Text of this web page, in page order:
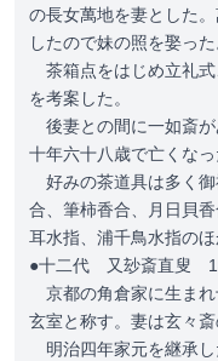
の長女萬地を妻とした
したので妹の照を娶った
茶箱点をはじめ立礼式
を考案した。
後妻との間に一如斎が
十年六十八歳で亡くなっ
好みの茶道具は多く御
合、筆柿香合、月日貝
耳水指、浦千鳥水指の
●十二代 又玅斎直叟
京都の角倉家に生まれ
玄室と称す。妻は玄々斎
明治四年家元を継承し